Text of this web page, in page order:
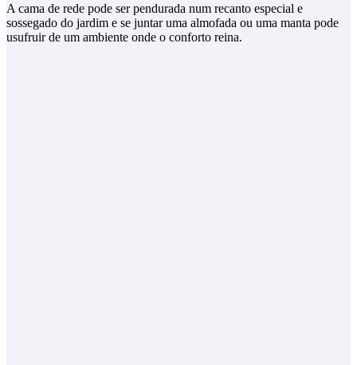
A cama de rede pode ser pendurada num recanto especial e
sossegado do jardim e se juntar uma almofada ou uma manta pode
usufruir de um ambiente onde o conforto reina.